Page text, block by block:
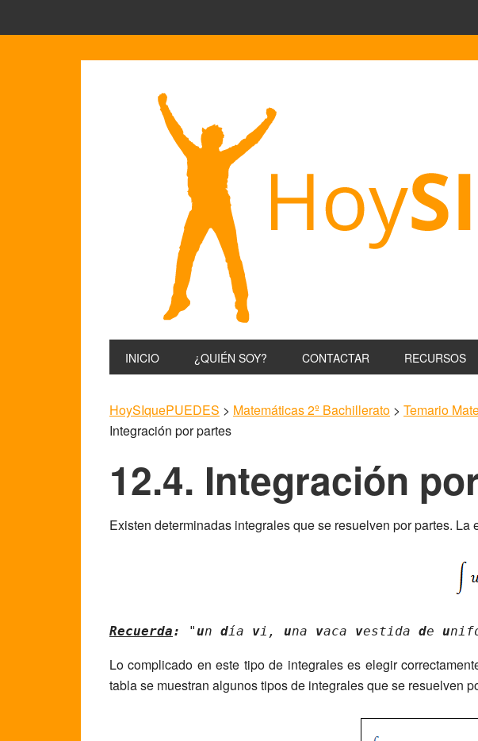
INICIO ¿QUIÉN SOY? CONTACTAR RECURSOS
HoySIquePUEDES > Matemáticas 2º Bachillerato > Temario
Integración por partes
12.4. Integración
Existen determinadas integrales que se resuelven por partes.
Recuerda: "un día vi, una vaca vestida de u
Lo complicado en este tipo de integrales es elegir
tabla se muestran algunos tipos de integrales que se resuelven